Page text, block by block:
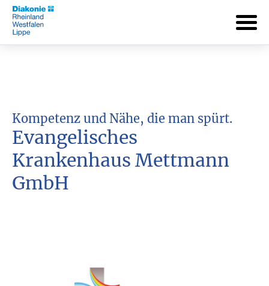
Kompetenz und Nähe, die man spürt.
Evangelisches
Krankenhaus Mettmann
GmbH